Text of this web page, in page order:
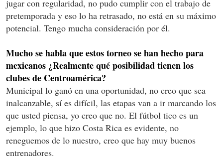
jugar con regularidad, no pudo cumplir con el trabajo de
pretemporada y eso lo ha retrasado, no está en su máximo
potencial. Tengo mucha consideración por él.
Mucho se habla que estos torneo se han hecho para
mexicanos ¿Realmente qué posibilidad tienen los
clubes de Centroamérica?
Municipal lo ganó en una oportunidad, no creo que sea
inalcanzable, sí es difícil, las etapas van a ir marcando los
que usted piensa, yo creo que no. El fútbol tico es un
ejemplo, lo que hizo Costa Rica es evidente, no
reneguemos de lo nuestro, creo que hay muy buenos
entrenadores.